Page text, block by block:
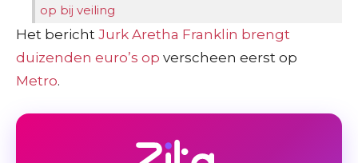
op bij veiling
Het bericht Jurk Aretha Franklin brengt
duizenden euro’s op verscheen eerst op
Metro.